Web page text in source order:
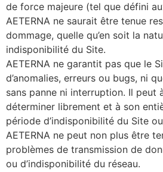
de force majeure (tel que défini
AETERNA ne saurait être tenue
dommage, quelle qu’en soit la
indisponibilité du Site.
AETERNA ne garantit pas que le
d’anomalies, erreurs ou bugs, ni
sans panne ni interruption. Il peut
déterminer librement et à son
période d’indisponibilité du Site
AETERNA ne peut non plus être
problèmes de transmission de
ou d’indisponibilité du réseau.